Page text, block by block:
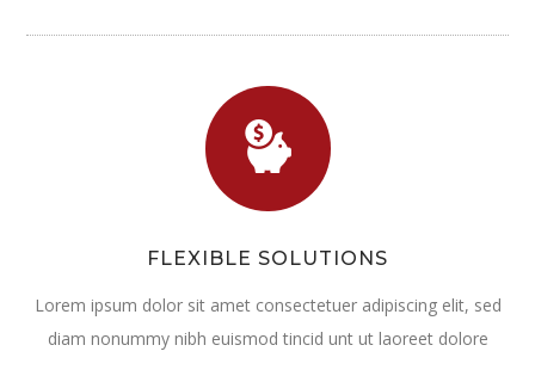
FLEXIBLE SOLUTIONS
Lorem ipsum dolor sit amet consectetuer adipiscing elit, sed
diam nonummy nibh euismod tincid unt ut laoreet dolore